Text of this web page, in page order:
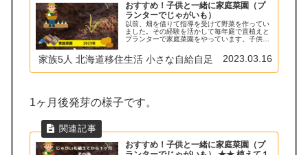
おすすめ！子供と一緒に家庭菜園（プ
ランターでじゃがいも）
以前、畑を借りて指導を受けて野菜を作ってい
ました。その経験を活かして毎年庭で直植えと
プランターで家庭菜園をやっています。子供に
てもらいたく子供たちと一緒にやっています。
息子はミニトマトを勝手に収穫し...
家族5人 北海道移住生活 小さな自給自足 2023.03.16
1ヶ月後発芽の様子です。
おすすめ！子供と一緒に家庭菜園（プ